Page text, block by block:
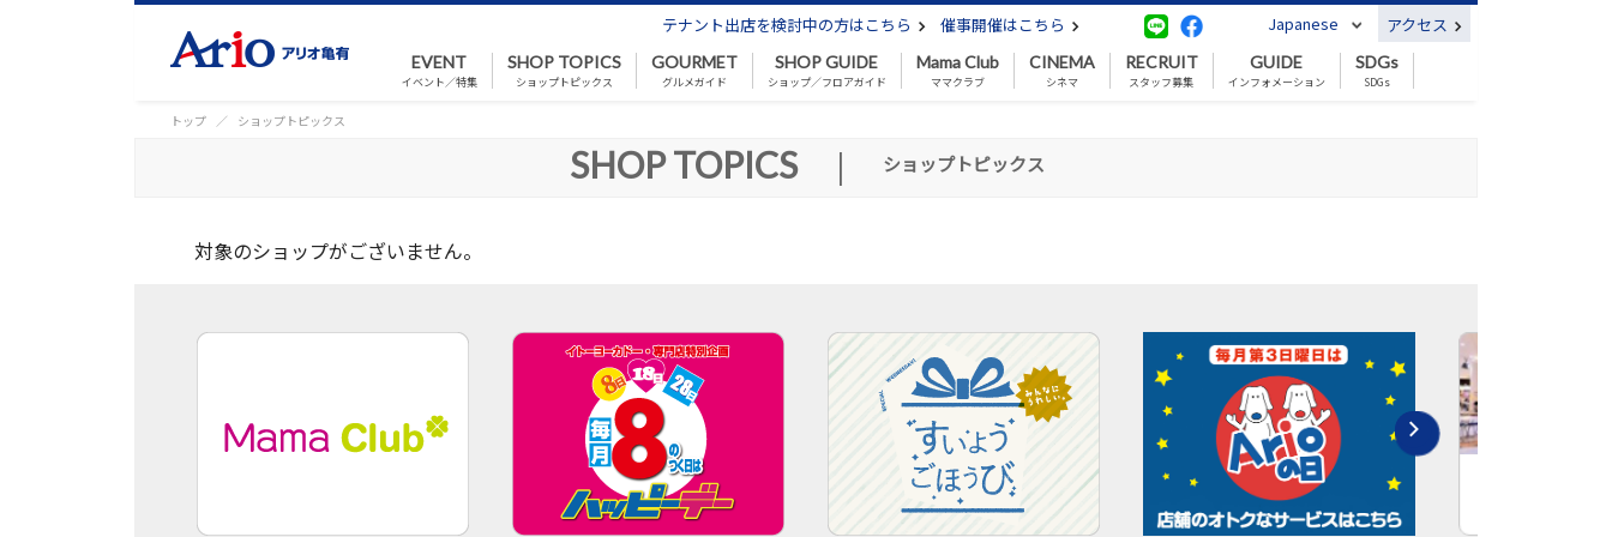
テナント出店を検討中の方はこちら 催事開催はこちら Japanese アクセス
EVENT
イベント／特集
SHOP TOPICS
ショップトピックス
GOURMET
グルメガイド
SHOP GUIDE
ショップ／フロアガイド
Mama Club
ママクラブ
CINEMA
シネマ
RECRUIT
スタッフ募集
GUIDE
インフォメーション
SDGs
SDGs
トップ ショップトピックス
SHOP TOPICS | ショップトピックス
対象のショップがございません。